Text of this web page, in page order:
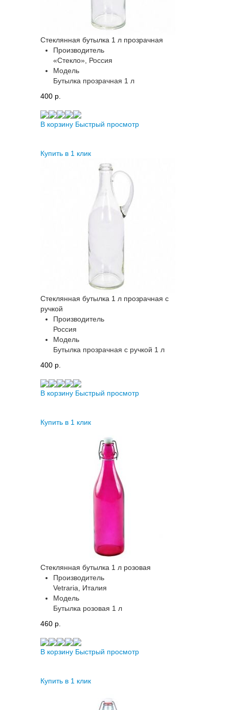
Стеклянная бутылка 1 л прозрачная
Производитель
«Стекло», Россия
Модель
Бутылка прозрачная 1 л
400 p.
В корзину Быстрый просмотр
Купить в 1 клик
Стеклянная бутылка 1 л прозрачная с
ручкой
Производитель
Россия
Модель
Бутылка прозрачная с ручкой 1 л
400 p.
В корзину Быстрый просмотр
Купить в 1 клик
Стеклянная бутылка 1 л розовая
Производитель
Vetraria, Италия
Модель
Бутылка розовая 1 л
460 p.
В корзину Быстрый просмотр
Купить в 1 клик